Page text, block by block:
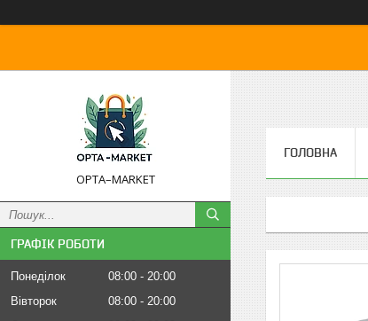
OPTA–MARKET
ГРАФІК РОБОТИ
Понеділок 08:00
20:00
Вівторок
08:00
20:00
ГОЛОВНА